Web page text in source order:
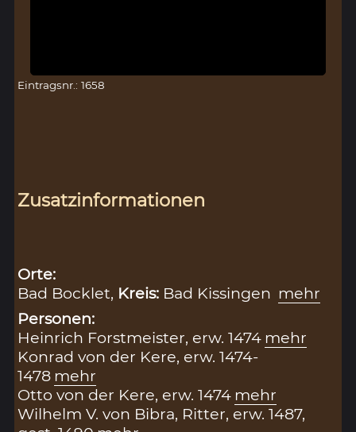
Eintragsnr.: 1658
Zusatzinformationen
Orte:
Bad Bocklet, Kreis: Bad Kissingen mehr
Personen:
Heinrich Forstmeister, erw. 1474 mehr
Konrad von der Kere, erw. 1474-
1478 mehr
Otto von der Kere, erw. 1474 mehr
Wilhelm V. von Bibra, Ritter, erw. 1487,